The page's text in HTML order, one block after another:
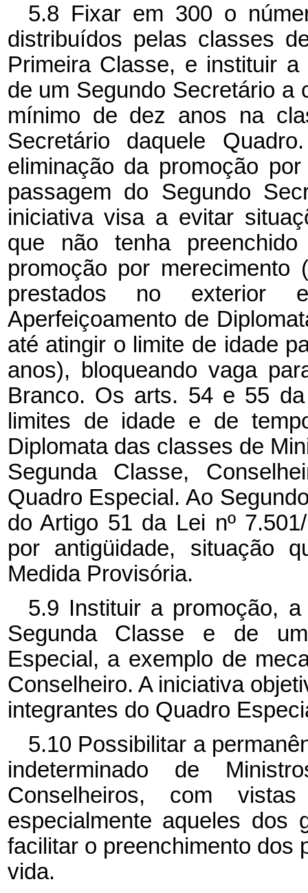
5.8 Fixar em 300 o
distribuídos pelas classes
Primeira Classe, e instituir
de um Segundo Secretário a
mínimo de dez anos na
Secretário daquele
eliminação da promoção
passagem do Segundo
iniciativa visa a evitar
que não tenha
promoção por
prestados no exterior
Aperfeiçoamento de
até atingir o limite de idade
anos), bloqueando vaga
Branco. Os arts. 54 e 55
limites de idade e de
Diplomata das classes de
Segunda Classe,
Quadro Especial. Ao
do Artigo 51 da Lei nº
por antigüidade, situação
Medida Provisória.
5.9 Instituir a promoção,
Segunda Classe e de
Especial, a exemplo de
Conselheiro. A iniciativa
integrantes do Quadro
5.10 Possibilitar a
indeterminado de
Conselheiros, com
especialmente aqueles
facilitar o preenchimento dos
vida.